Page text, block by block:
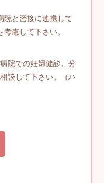
院と密接に連携して
慮して下さい。
院での妊婦健診、分
談して下さい。（ハ